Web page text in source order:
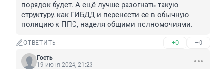
порядок будет. А ещё лучше разогнать такую
структуру, как ГИБДД и перенести ее в обычную
полицию к ППС, наделя общими полномочиями.
ОТВЕТИТЬ +0 –0
Гость
19 июня 2024, 21:23